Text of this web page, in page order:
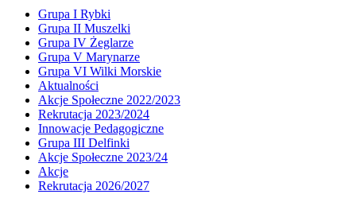
Grupa I Rybki
Grupa II Muszelki
Grupa IV Żeglarze
Grupa V Marynarze
Grupa VI Wilki Morskie
Aktualności
Akcje Społeczne 2022/2023
Rekrutacja 2023/2024
Innowacje Pedagogiczne
Grupa III Delfinki
Akcje Społeczne 2023/24
Akcje
Rekrutacja 2026/2027